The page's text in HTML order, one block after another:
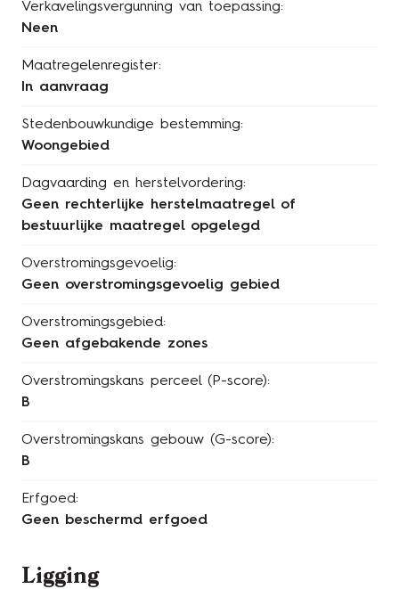
Verkavelingsvergunning van toepassing:
Neen
Maatregelenregister:
In aanvraag
Stedenbouwkundige bestemming:
Woongebied
Dagvaarding en herstelvordering:
Geen rechterlijke herstelmaatregel of
bestuurlijke maatregel opgelegd
Overstromingsgevoelig:
Geen overstromingsgevoelig gebied
Overstromingsgebied:
Geen afgebakende zones
Overstromingskans perceel (P-score):
B
Overstromingskans gebouw (G-score):
B
Erfgoed:
Geen beschermd erfgoed
Ligging